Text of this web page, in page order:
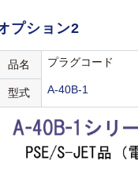
プション2
品名 プラグコード
型式 A-40B-1